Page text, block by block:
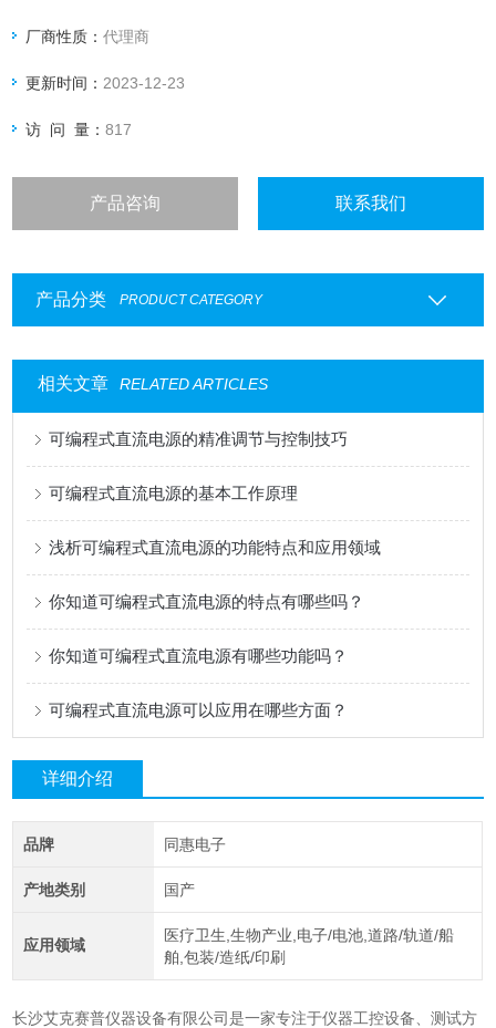
厂商性质：代理商
更新时间： 2023-12-23
访 问 量：817
产品咨询 联系我们
产品分类 PRODUCT CATEGORY
相关文章 RELATED ARTICLES
可编程式直流电源的精准调节与控制技巧
可编程式直流电源的基本工作原理
浅析可编程式直流电源的功能特点和应用领域
你知道可编程式直流电源的特点有哪些吗？
你知道可编程式直流电源有哪些功能吗？
可编程式直流电源可以应用在哪些方面？
详细介绍
品牌 同惠电子
产地类别 国产
应用领域
医疗卫生,生物产业,电子/电池,道路/轨道/船
舶,包装/造纸/印刷
长沙艾克赛普仪器设备有限公司是一家专注于仪器工控设备、测试方